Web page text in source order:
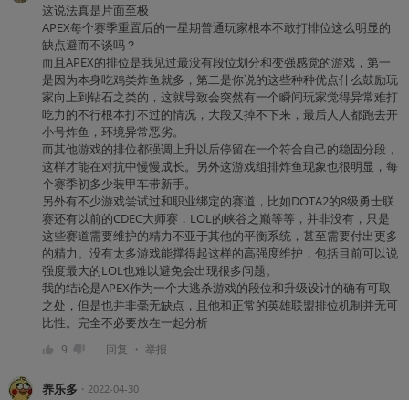
这说法真是片面至极
APEX每个赛季重置后的一星期普通玩家根本不敢打排位这么明显的
缺点避而不谈吗？
而且APEX的排位是我见过最没有段位划分和变强感觉的游戏，第一
是因为本身吃鸡类炸鱼就多，第二是你说的这些种种优点什么鼓励玩
家向上到钻石之类的，这就导致会突然有一个瞬间玩家觉得异常难打
吃力的不行根本打不过的情况，大段又掉不下来，最后人人都跑去开
小号炸鱼，环境异常恶劣。
而其他游戏的排位都强调上升以后停留在一个符合自己的稳固分段，
这样才能在对抗中慢慢成长。另外这游戏组排炸鱼现象也很明显，每
个赛季初多少装甲车带新手。
另外有不少游戏尝试过和职业绑定的赛道，比如DOTA2的8级勇士联
赛还有以前的CDEC大师赛，LOL的峡谷之巅等等，并非没有，只是
这些赛道需要维护的精力不亚于其他的平衡系统，甚至需要付出更多
的精力。没有太多游戏能撑得起这样的高强度维护，包括目前可以说
强度最大的LOL也难以避免会出现很多问题。
我的结论是APEX作为一个大逃杀游戏的段位和升级设计的确有可取
之处，但是也并非毫无缺点，且他和正常的英雄联盟排位机制并无可
比性。完全不必要放在一起分析
9 回复 ・ 举报
养乐多 ・ 2022-04-30